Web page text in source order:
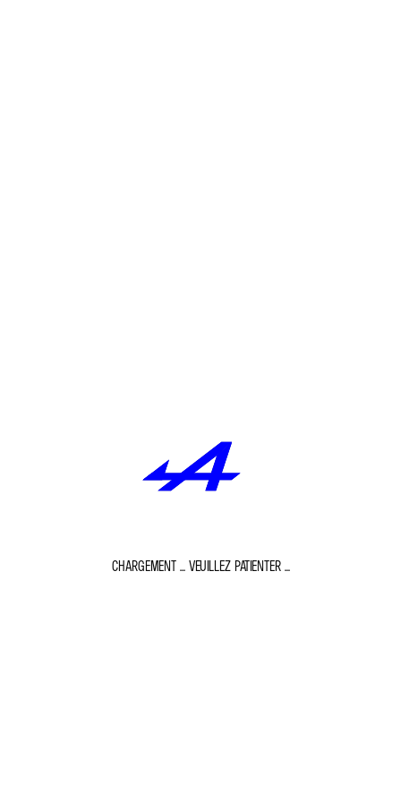
CHARGEMENT ... VEUILLEZ PATIENTER ...